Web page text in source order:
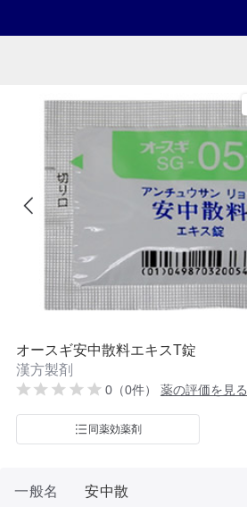
オースギ安中散料エキスT錠
漢方製剤
0（0件） 薬の評価を見る
同薬効薬剤
一般名
安中散